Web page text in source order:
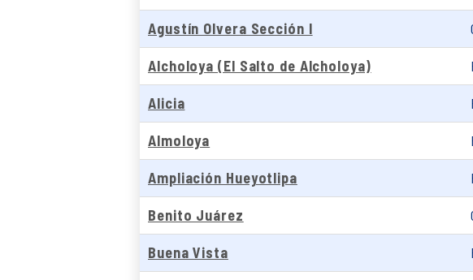
Agustín Olvera Sección I
Alcholoya (El Salto de Alcholoya)
Alicia
Almoloya
Ampliación Hueyotlipa
Benito Juárez
Buena Vista